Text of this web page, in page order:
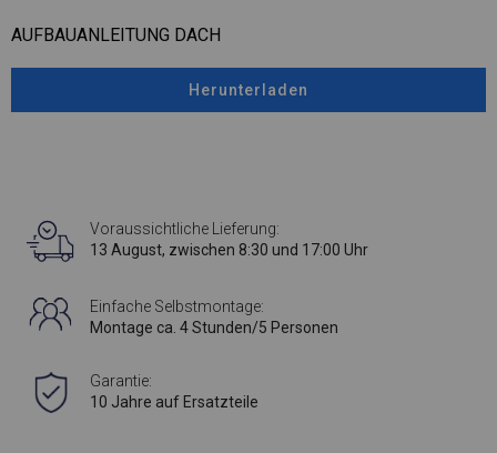
AUFBAUANLEITUNG DACH
Herunterladen
Voraussichtliche Lieferung:
13 August, zwischen 8:30 und 17:00 Uhr
Einfache Selbstmontage:
Montage ca. 4 Stunden/5 Personen
Garantie:
10 Jahre auf Ersatzteile